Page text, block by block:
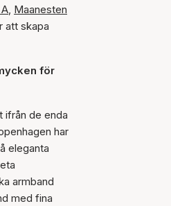
, Maanesten
att skapa
för
ifrån de enda
har
eleganta
armband
med fina